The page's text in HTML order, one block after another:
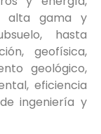
alta gama y
hasta
geofísica,
geológico,
eficiencia
ingeniería y